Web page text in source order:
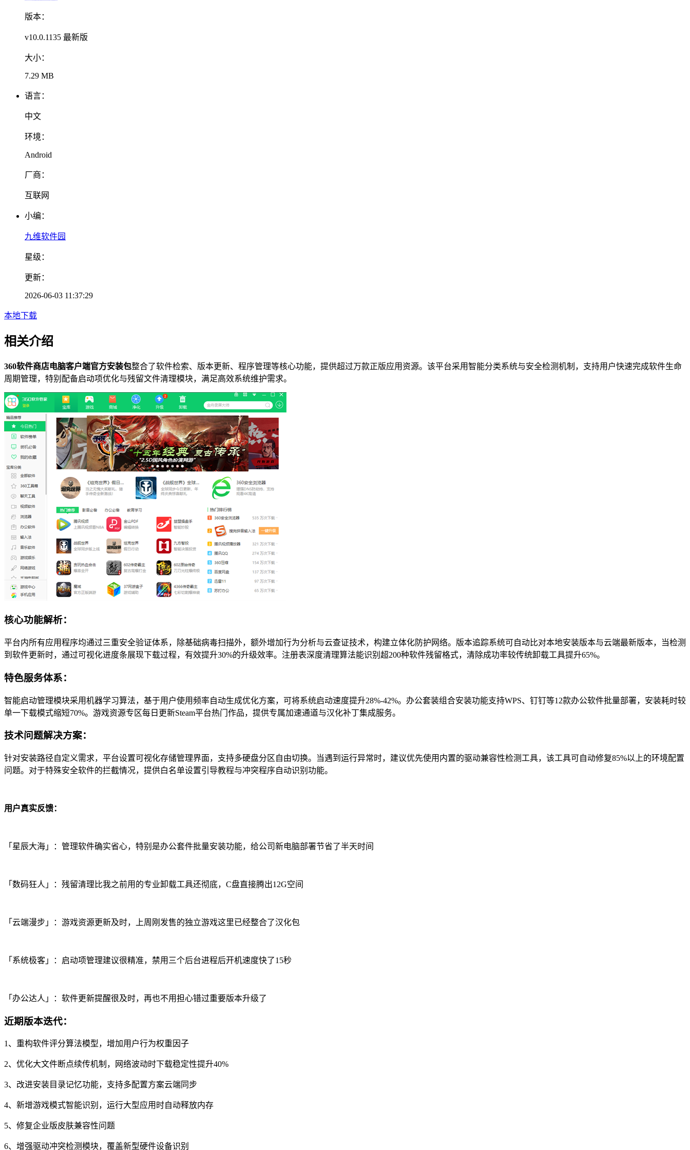
版本：
v10.0.1135 最新版
大小：
7.29 MB
语言：
中文
环境：
Android
厂商：
互联网
小编：
九维软件园
星级：
更新：
2026-06-03 11:37:29
本地下载
相关介绍
360软件商店电脑客户端官方安装包整合了软件检索、版本更新、程序管理等核心功能，提供超过万款正版应用资源。该平台采用智能分类系统与安全检测机制，支持用户快速完成软件生命
周期管理，特别配备启动项优化与残留文件清理模块，满足高效系统维护需求。
核心功能解析：
平台内所有应用程序均通过三重安全验证体系，除基础病毒扫描外，额外增加行为分析与云查证技术，构建立体化防护网络。版本追踪系统可自动比对本地安装版本与云端最新版本，当检测
到软件更新时，通过可视化进度条展现下载过程，有效提升30%的升级效率。注册表深度清理算法能识别超200种软件残留格式，清除成功率较传统卸载工具提升65%。
特色服务体系：
智能启动管理模块采用机器学习算法，基于用户使用频率自动生成优化方案，可将系统启动速度提升28%-42%。办公套装组合安装功能支持WPS、钉钉等12款办公软件批量部署，安装耗时较
单一下载模式缩短70%。游戏资源专区每日更新Steam平台热门作品，提供专属加速通道与汉化补丁集成服务。
技术问题解决方案：
针对安装路径自定义需求，平台设置可视化存储管理界面，支持多硬盘分区自由切换。当遇到运行异常时，建议优先使用内置的驱动兼容性检测工具，该工具可自动修复85%以上的环境配置
问题。对于特殊安全软件的拦截情况，提供白名单设置引导教程与冲突程序自动识别功能。
用户真实反馈：
「星辰大海」：管理软件确实省心，特别是办公套件批量安装功能，给公司新电脑部署节省了半天时间
「数码狂人」：残留清理比我之前用的专业卸载工具还彻底，C盘直接腾出12G空间
「云端漫步」：游戏资源更新及时，上周刚发售的独立游戏这里已经整合了汉化包
「系统极客」：启动项管理建议很精准，禁用三个后台进程后开机速度快了15秒
「办公达人」：软件更新提醒很及时，再也不用担心错过重要版本升级了
近期版本迭代：
1、重构软件评分算法模型，增加用户行为权重因子
2、优化大文件断点续传机制，网络波动时下载稳定性提升40%
3、改进安装目录记忆功能，支持多配置方案云端同步
4、新增游戏模式智能识别，运行大型应用时自动释放内存
5、修复企业版皮肤兼容性问题
6、增强驱动冲突检测模块，覆盖新型硬件设备识别